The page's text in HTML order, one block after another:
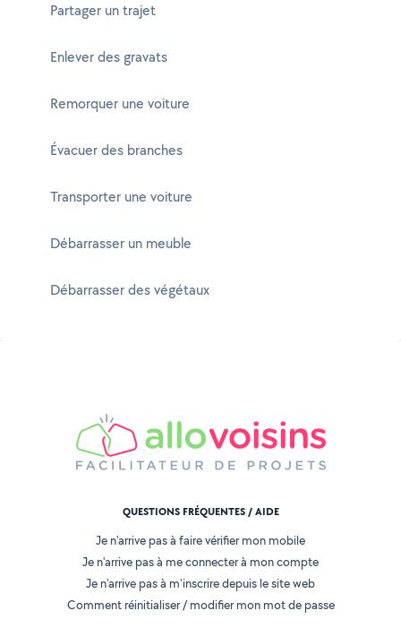
Partager un trajet
Enlever des gravats
Remorquer une voiture
Évacuer des branches
Transporter une voiture
Débarrasser un meuble
Débarrasser des végétaux
QUESTIONS FRÉQUENTES / AIDE
Je n'arrive pas à faire vérifier mon mobile
Je n'arrive pas à me connecter à mon compte
Je n'arrive pas à m'inscrire depuis le site web
Comment réinitialiser / modifier mon mot de passe